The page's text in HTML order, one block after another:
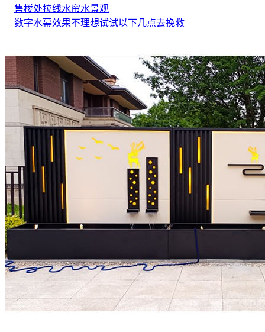
售楼处拉线水帘水景观
数字水幕效果不理想试试以下几点去挽救